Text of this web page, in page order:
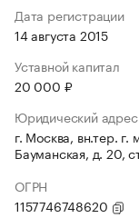
Дата регистрации
14 августа 2015
Уставной капитал
20 000 ₽
Юридический адрес
г. Москва, вн.тер.
Бауманская, д. 20,
ОГРН
1157746748620